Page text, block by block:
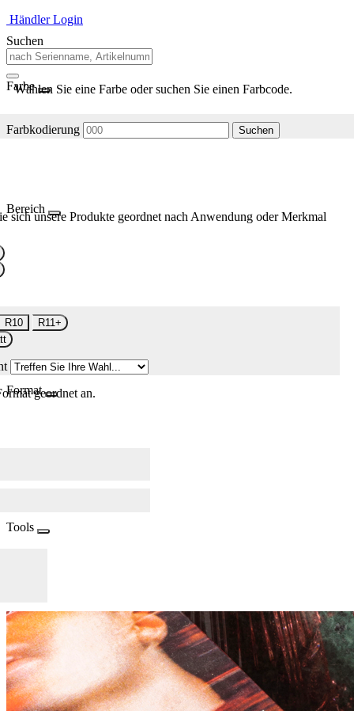
Händler Login
Suchen
Farbe
Wählen Sie eine Farbe oder suchen Sie einen Farbcode.
Farbkodierung Suchen
Bereich
sich unsere Produkte geordnet nach Anwendung oder Merkmal
R10
R11+
Formatgeordnet an.
Tools